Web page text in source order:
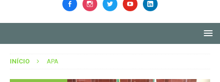
INÍCIO APA